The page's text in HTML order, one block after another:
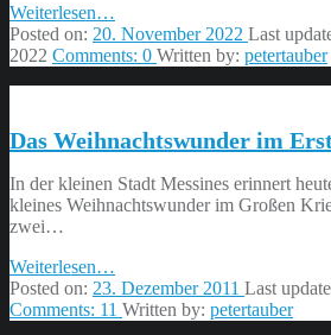
Weiterlesen
im
Nahen
Blick.”
…
Posted on: 20. November 2022 Last
2022 Comments: 0 Written by: petertauber
Das Weihnachtswunder im
In der kleinen Stadt Messines erinnert
kleines Weihnachtswunder im Großen
zwei…
Weiterlesen
Weihnachtswunder
im
…
Posted on: 23. Dezember 2011 Last
Comments: 11 Written by: petertauber